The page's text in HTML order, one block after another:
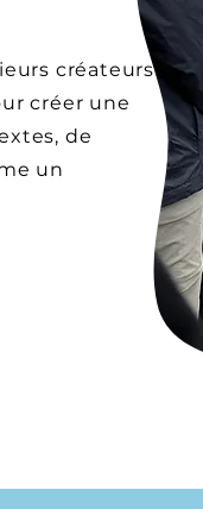
créateurs
créer une
de
un